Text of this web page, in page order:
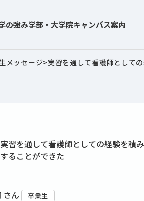
の強み学部・大学院キャンパス案内
メッセージ>実習を通して看護師として
さん 卒業生